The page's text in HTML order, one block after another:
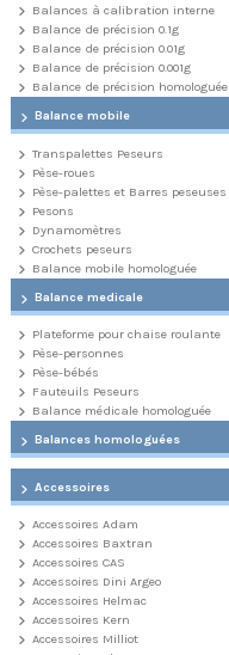
Balances à calibration interne
Balance de précision 0.1g
Balance de précision 0.01g
Balance de précision 0.001g
Balance de précision homologuée
Balance mobile
Transpalettes Peseurs
Pèse-roues
Pèse-palettes et Barres peseuses
Pesons
Dynamomètres
Crochets peseurs
Balance mobile homologuée
Balance medicale
Plateforme pour chaise roulante
Pèse-personnes
Pèse-bébés
Fauteuils Peseurs
Balance médicale homologuée
Balances homologuées
Accessoires
Accessoires Adam
Accessoires Baxtran
Accessoires CAS
Accessoires Dini Argeo
Accessoires Helmac
Accessoires Kern
Accessoires Milliot